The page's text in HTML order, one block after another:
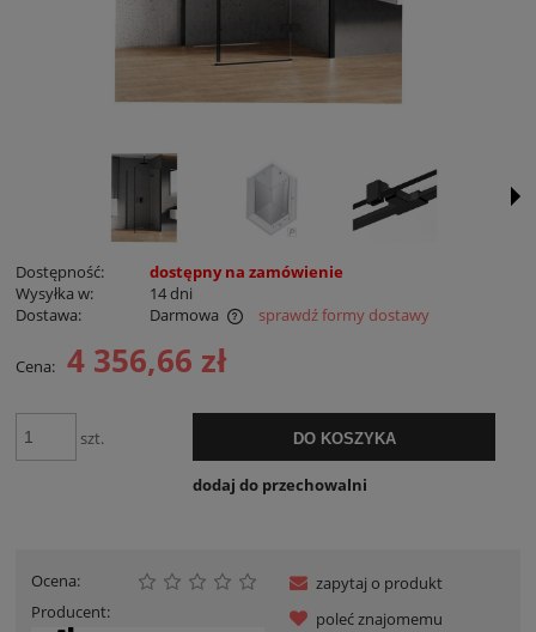
Dostępność:
dostępny na zamówienie
Wysyłka w:
14 dni
Dostawa:
Darmowa
sprawdź formy dostawy
Cena: 4 356,66 zł
szt. DO KOSZYKA
dodaj do przechowalni
Ocena:
Producent:
zapytaj o produkt
poleć znajomemu